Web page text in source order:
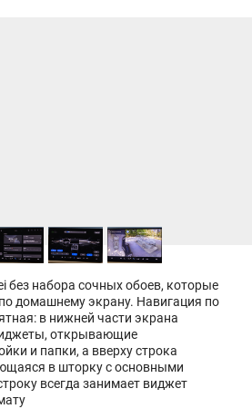
без набора сочных обоев, которые
домашнему экрану. Навигация по
в нижней части экрана
открывающие
и папки, а вверху строка
в шторку с основными
всегда занимает виджет